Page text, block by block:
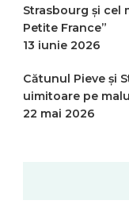
Strasbourg și cel
Petite France”
13 iunie 2026
Cătunul Pieve și
uimitoare pe
22 mai 2026